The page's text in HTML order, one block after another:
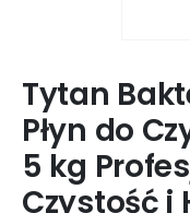
Tytan
Płyn do
5 kg
Czystość i